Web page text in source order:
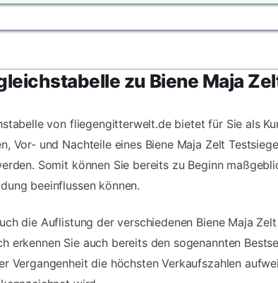
zu Biene Maja
von fliegengitterwelt.de bietet für Sie als
Vor- und Nachteile eines Biene Maja Zelt
Somit können Sie bereits zu Beginn
beeinflussen können.
die Auflistung der verschiedenen Biene Maja
erkennen Sie auch bereits den sogenannten
Vergangenheit die höchsten Verkaufszahlen